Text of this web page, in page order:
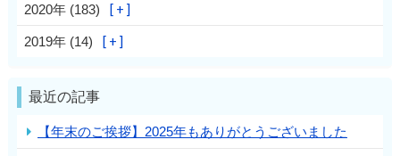
2020年 (183)
2019年 (14)
最近の記事
【年末のご挨拶】2025年もありがとうございました